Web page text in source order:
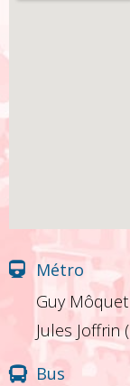
Métro
Guy
Jules Joffrin
Bus